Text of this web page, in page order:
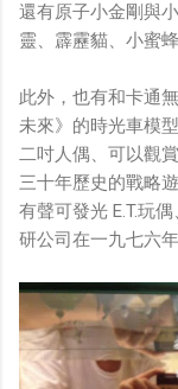
還有原子小金剛與
靈、霹靂貓、小蜜
此外，也有和卡通
未來》的時光車模
二吋人偶、可以觀
三十年歷史的戰略
有聲可發光 E.T.玩
研公司在一九七六